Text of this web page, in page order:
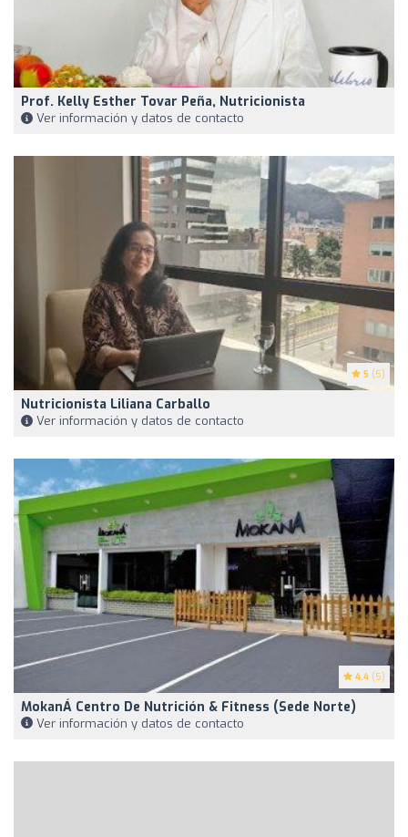
Prof. Kelly Esther Tovar Peña, Nutricionista
Ver información y datos de contacto
5 (5)
Nutricionista Liliana Carballo
Ver información y datos de contacto
4.4 (5)
MokanÁ Centro De Nutrición & Fitness (Sede Norte)
Ver información y datos de contacto